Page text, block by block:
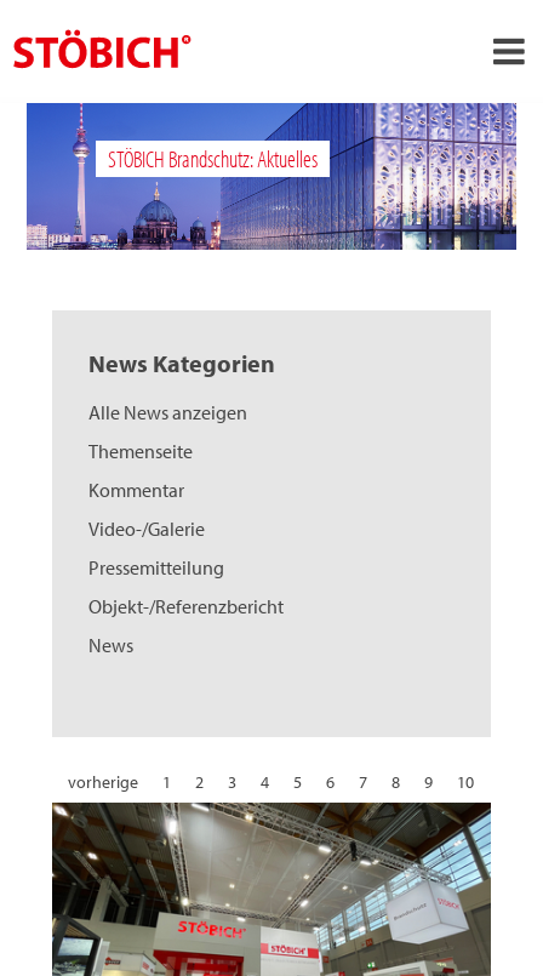
›
›
Über uns
›
Lösungen
Themenwelten
Kontakt
STÖBICH Brandschutz: Aktuelles
News Kategorien
Alle News anzeigen
Themenseite
Kommentar
Video-/Galerie
Pressemitteilung
Objekt-/Referenzbericht
News
vorherige 1 2 3 4 5 6 7 8 9
10
11
12 13 14 15 16 17 18 19
20
21
22 23 24 26 27 28 29
30
31
32 nächste